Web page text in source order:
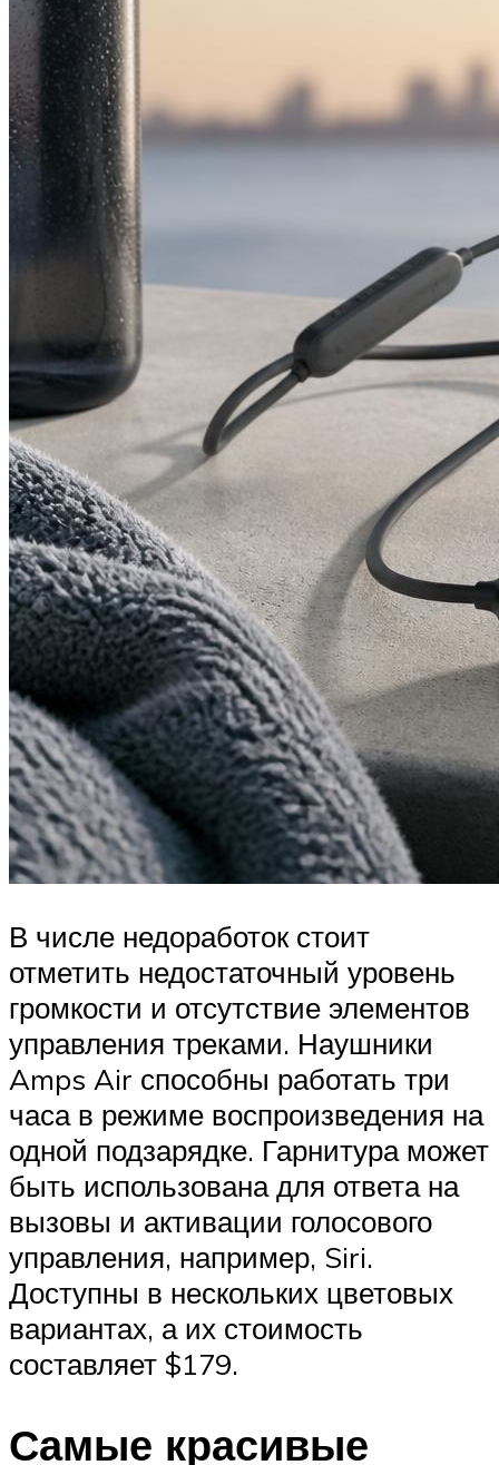
В числе недоработок стоит
отметить недостаточный уровень
громкости и отсутствие элементов
управления треками. Наушники
Amps Air способны работать три
часа в режиме воспроизведения на
одной подзарядке. Гарнитура может
быть использована для ответа на
вызовы и активации голосового
управления, например, Siri.
Доступны в нескольких цветовых
вариантах, а их стоимость
составляет $179.
Самые красивые